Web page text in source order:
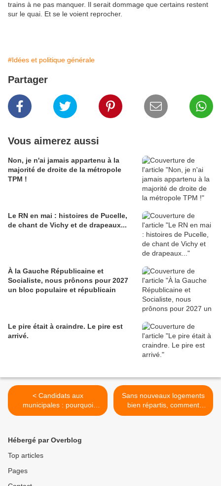
trains à ne pas manquer. Il serait dommage que certains restent
sur le quai. Et se le voient reprocher.
#Idées et politique générale
Partager
Vous aimerez aussi
Non, je n'ai jamais appartenu à la
majorité de droite de la métropole
TPM !
Le RN en mai : histoires de Pucelle,
de chant de Vichy et de drapeaux...
À la Gauche Républicaine et
Socialiste, nous prônons pour 2027
un bloc populaire et républicain
Le pire était à craindre. Le pire est
arrivé.
< Candidats aux
municipales : pourquoi
masquer son appartenance
Sans nouveaux logements
bien répartis, comment
rénover le cœur de ville ? >
Hébergé par Overblog
Top articles
Pages